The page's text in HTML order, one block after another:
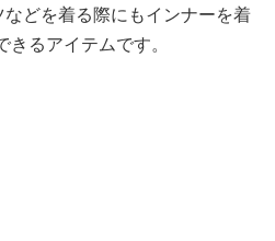
どを着る際にもインナーを着
るアイテムです。